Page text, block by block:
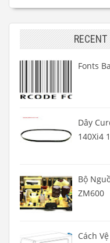
Fonts
Dây
140Xi4
Bộ
ZM600
Cách